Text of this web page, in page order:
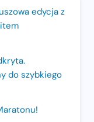
edycja z
do szybkiego